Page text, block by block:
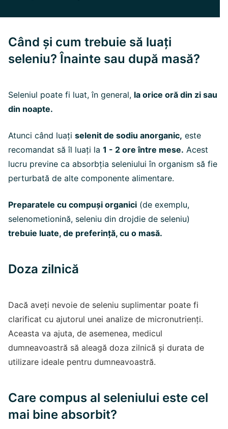
Când și cum trebuie să luați
seleniu? Înainte sau după masă?
Seleniul poate fi luat, în general, la orice oră din zi sau
din noapte.
Atunci când luați selenit de sodiu anorganic, este
recomandat să îl luați la 1 - 2 ore între mese. Acest
lucru previne ca absorbția seleniului în organism să fie
perturbată de alte componente alimentare.
Preparatele cu compuși organici (de exemplu,
selenometionină, seleniu din drojdie de seleniu)
trebuie luate, de preferință, cu o masă.
Doza zilnică
Dacă aveți nevoie de seleniu suplimentar poate fi
clarificat cu ajutorul unei analize de micronutrienți.
Aceasta va ajuta, de asemenea, medicul
dumneavoastră să aleagă doza zilnică și durata de
utilizare ideale pentru dumneavoastră.
Care compus al seleniului este cel
mai bine absorbit?